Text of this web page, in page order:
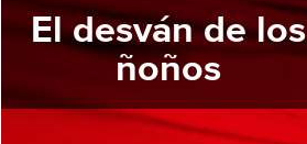
El desván de los
ñoños